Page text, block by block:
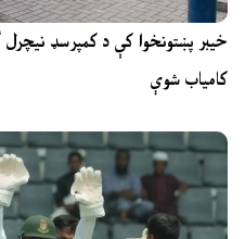
خیبر پښتونخوا کې د کمپرسډ
کامیاب شوې